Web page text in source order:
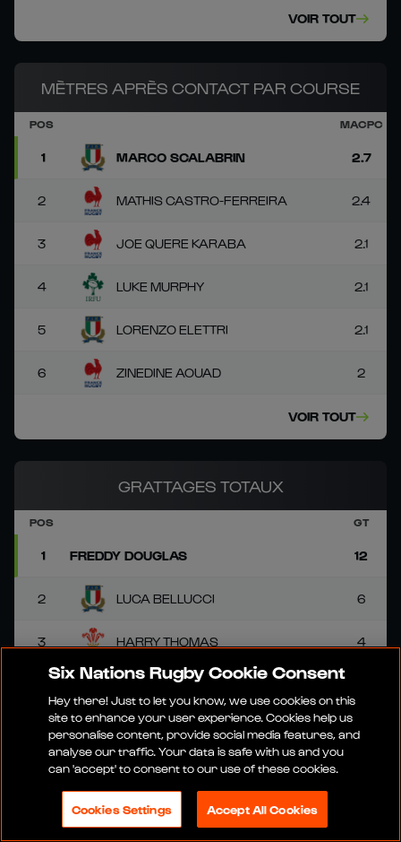
VOIR TOUT
MÈTRES APRÈS CONTACT PAR COURSE
POS MACPC
1 MARCO SCALABRIN 2.7
2 MATHIS CASTRO-FERREIRA 2.4
3 JOE QUERE KARABA 2.1
4 LUKE MURPHY 2.1
5 LORENZO ELETTRI 2.1
6 ZINEDINE AOUAD 2
VOIR TOUT
GRATTAGES TOTAUX
POS GT
1 FREDDY DOUGLAS 12
2 LUCA BELLUCCI 6
3 HARRY THOMAS 4
PIERO GRITTI
VALERIO SICILIANO 3
MATHIS CASTRO-FERREIRA
VOIR TOUT
Six Nations Rugby Cookie Consent
Hey there! Just to let you know, we use cookies on this
site to enhance your user experience. Cookies help us
personalise content, provide social media features, and
analyse our traffic. Your data is safe with us and you
can 'accept' to consent to our use of these cookies.
Cookies Settings Accept All Cookies